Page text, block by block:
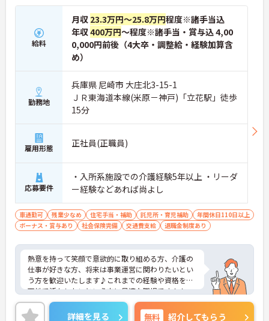
給料
月収 23.3万円～25.8万円程度※諸手当込
年収400万円～程度※諸手当・賞与込 4,00
0,000円前後（4大卒・調整給・経験加算含
め）
勤務地
兵庫県 尼崎市 大庄北3-15-1
ＪＲ東海道本線(米原－神戸)「立花駅」徒歩
15分
雇用形態 正社員(正職員)
応募要件
・入所系施設での介護経験5年以上 ・リーダ
ー経験などあれば尚よし
車通勤可 残業少なめ 住宅手当・補助 託児所・育児補助
年間休日110日以上
ボーナス・賞与あり
社会保険完備 交通費支給 退職金制度あり
熱意を持って笑顔で意欲的に取り組める方、介護の
仕事が好きな方、将来は事業運営に関わりたいとい
う方を歓迎いたします♪これまでの経験や資格を新
天地で活かしたいという方に最適な職場です！！
福利厚生も充実で、育児休業の取得実績や施設内に
保育所も完備！育児中の方や将来結婚・出産をお考
詳細を見る 無料 紹介してもらう